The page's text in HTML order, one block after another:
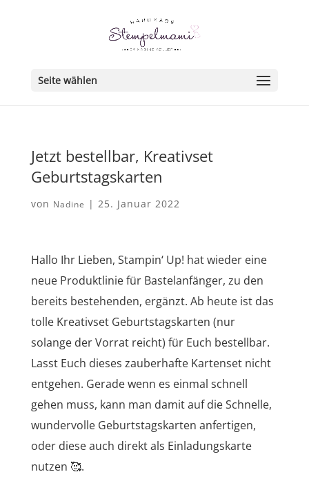
Seite wählen
Jetzt bestellbar, Kreativset
Geburtstagskarten
von Nadine | 25. Januar 2022
Hallo Ihr Lieben, Stampin‘ Up! hat wieder eine
neue Produktlinie für Bastelanfänger, zu den
bereits bestehenden, ergänzt. Ab heute ist das
tolle Kreativset Geburtstagskarten (nur
solange der Vorrat reicht) für Euch bestellbar.
Lasst Euch dieses zauberhafte Kartenset nicht
entgehen. Gerade wenn es einmal schnell
gehen muss, kann man damit auf die Schnelle,
wundervolle Geburtstagskarten anfertigen,
oder diese auch direkt als Einladungskarte
nutzen 🥰.